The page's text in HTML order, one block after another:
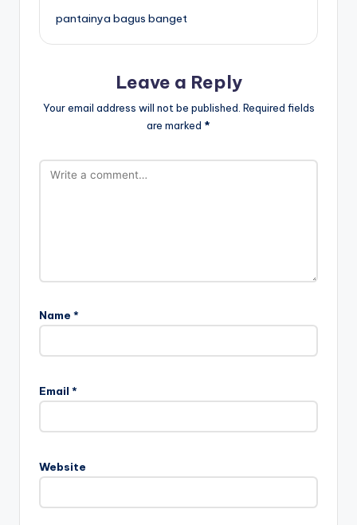
pantainya bagus banget
Leave a Reply
Your email address will not be published. Required fields
are marked *
Name *
Email *
Website